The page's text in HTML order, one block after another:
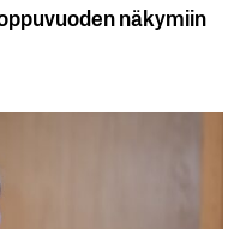
näkymiin